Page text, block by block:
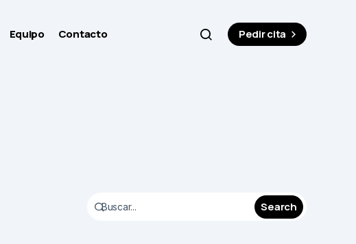
Equipo Contacto Pedir cita
Search